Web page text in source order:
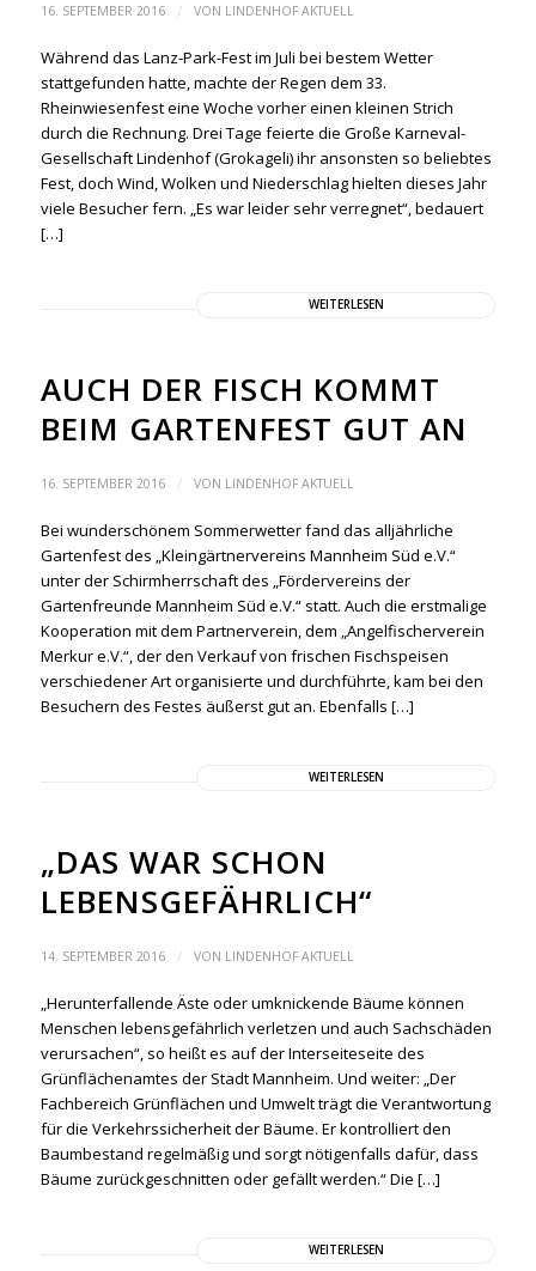
16. SEPTEMBER 2016 / VON LINDENHOF AKTUELL
Während das Lanz-Park-Fest im Juli bei bestem Wetter
stattgefunden hatte, machte der Regen dem 33.
Rheinwiesenfest eine Woche vorher einen kleinen Strich
durch die Rechnung. Drei Tage feierte die Große Karneval-
Gesellschaft Lindenhof (Grokageli) ihr ansonsten so beliebtes
Fest, doch Wind, Wolken und Niederschlag hielten dieses Jahr
viele Besucher fern. „Es war leider sehr verregnet“, bedauert
[…]
WEITERLESEN
AUCH DER FISCH KOMMT
BEIM GARTENFEST GUT AN
16. SEPTEMBER 2016 / VON LINDENHOF AKTUELL
Bei wunderschönem Sommerwetter fand das alljährliche
Gartenfest des „Kleingärtnervereins Mannheim Süd e.V.“
unter der Schirmherrschaft des „Fördervereins der
Gartenfreunde Mannheim Süd e.V.“ statt. Auch die erstmalige
Kooperation mit dem Partnerverein, dem „Angelfischerverein
Merkur e.V.“, der den Verkauf von frischen Fischspeisen
verschiedener Art organisierte und durchführte, kam bei den
Besuchern des Festes äußerst gut an. Ebenfalls […]
WEITERLESEN
„DAS WAR SCHON
LEBENSGEFÄHRLICH“
14. SEPTEMBER 2016 / VON LINDENHOF AKTUELL
„Herunterfallende Äste oder umknickende Bäume können
Menschen lebensgefährlich verletzen und auch Sachschäden
verursachen“, so heißt es auf der Interseiteseite des
Grünflächenamtes der Stadt Mannheim. Und weiter: „Der
Fachbereich Grünflächen und Umwelt trägt die Verantwortung
für die Verkehrssicherheit der Bäume. Er kontrolliert den
Baumbestand regelmäßig und sorgt nötigenfalls dafür, dass
Bäume zurückgeschnitten oder gefällt werden.“ Die […]
WEITERLESEN